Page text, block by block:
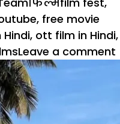
, free movie
, ott film in Hindi,
Leave a comment